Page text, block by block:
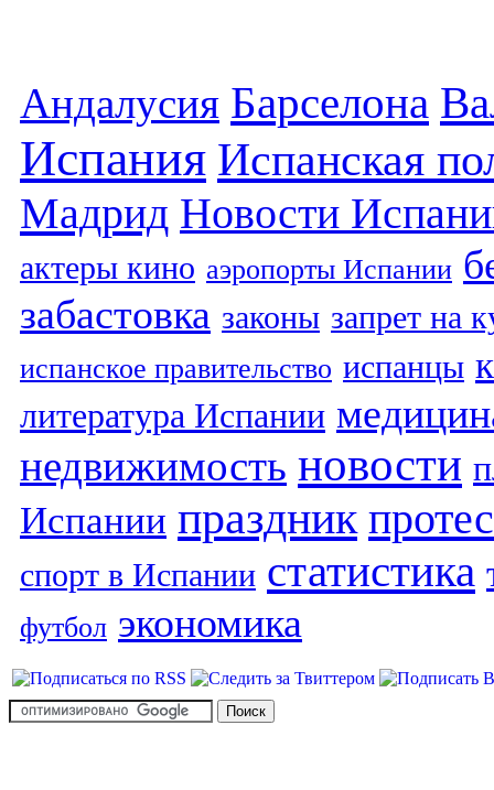
Андалусия Барселона
Испания Испанская
Мадрид Новости
актеры кино аэропорты Испании
забастовка законы запрет на
испанское правительство испанцы
литература Испании
недвижимость новости
Испании праздник
спорт в Испании статистика
футбол экономика